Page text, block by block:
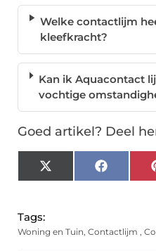
Welke contactlijm
kleefkracht?
Kan ik Aquacontact
vochtige
Goed artikel? Deel
X
(Twitter)
Tags:
Woning en Tuin, Contactlijm ,